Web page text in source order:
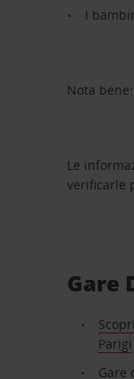
I
Nota
Le
verificarle
Gare
Parigi
Gare